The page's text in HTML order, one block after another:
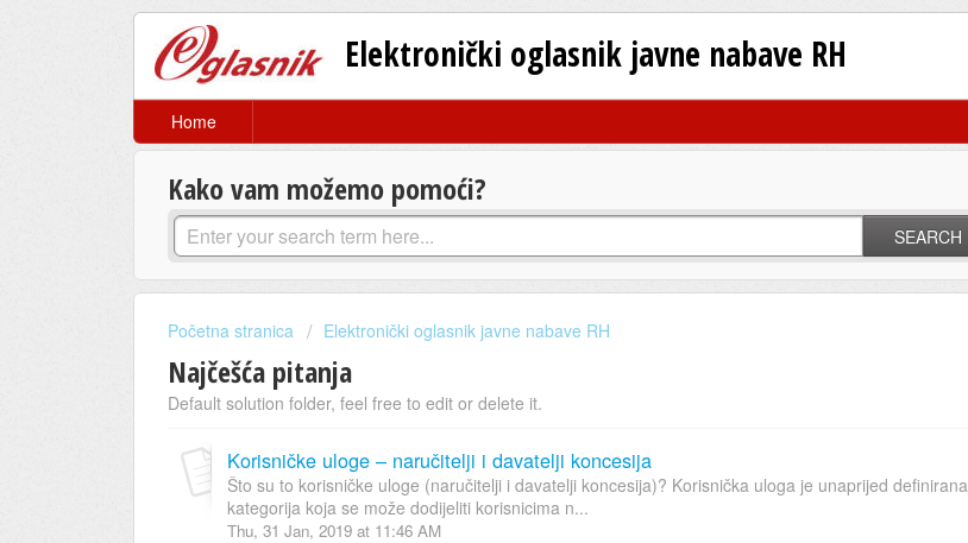
Elektronički oglasnik javne nabave RH
Home
Kako vam možemo pomoći?
SEARCH
Početna stranica Elektronički oglasnik javne nabave RH
Najčešća pitanja
Default solution folder, feel free to edit or delete it.
Korisničke uloge – naručitelji i davatelji koncesija
Što su to korisničke uloge (naručitelji i davatelji koncesija)? Korisnička uloga je unaprijed definirana
kategorija koja se može dodijeliti korisnicima n...
Thu, 31 Jan, 2019 at 11:46 AM